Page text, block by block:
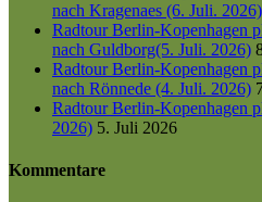
nach Kragenaes (6. Juli. 2026)
Radtour Berlin-Kopenhagen
nach Guldborg(5. Juli. 2026)
Radtour Berlin-Kopenhagen
nach Rönnede (4. Juli. 2026)
Radtour Berlin-Kopenhagen
2026) 5. Juli 2026
Kommentare